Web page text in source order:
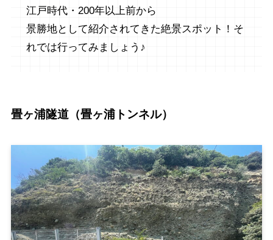
江戸時代・200年以上前から
景勝地として紹介されてきた絶景スポット！そ
れでは行ってみましょう♪
畳ヶ浦隧道（畳ヶ浦トンネル）